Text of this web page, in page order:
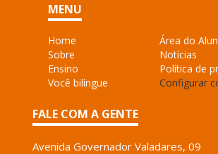
MENU
Home
Sobre
Ensino
Você bilíngue
Área do
Notícias
Política de
Configurar
FALE COM A GENTE
Avenida Governador Valadares, 09